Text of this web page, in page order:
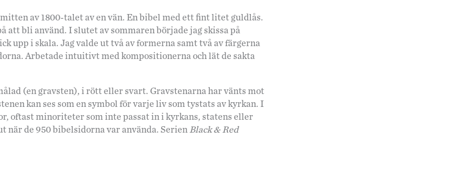
av 1800-talet av en vän. En bibel med ett fint litet guldlås.
att bli använd. I slutet av sommaren började jag skissa på
upp i skala. Jag valde ut två av formerna samt två av färgerna
Arbetade intuitivt med kompositionerna och lät de sakta
(en gravsten), i rött eller svart. Gravstenarna har vänts mot
kan ses som en symbol för varje liv som tystats av kyrkan. I
oftast minoriteter som inte passat in i kyrkans, statens eller
när de 950 bibelsidorna var använda. SerienBlack & Red